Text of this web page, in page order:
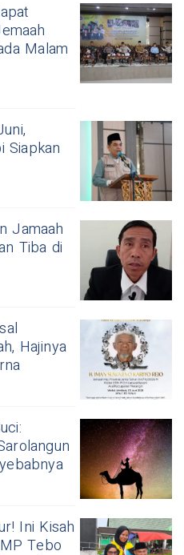
Malam
Siapkan
Jamaah
Tiba di
Hajinya
Ini Kisah
Tebo